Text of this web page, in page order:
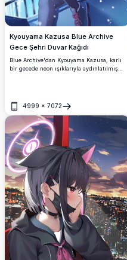
Kyouyama Kazusa Blue Archive
Gece Şehri Duvar Kağıdı
Blue Archive'dan Kyouyama Kazusa, karlı
bir gecede neon ışıklarıyla aydınlatılmış
kıyafeti, çarpıcı 4K detayıyla işlenmiştir.
4999 × 7072
Aç